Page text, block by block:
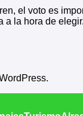
el voto es
a la hora de